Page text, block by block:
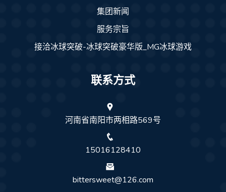
集团新闻
服务宗旨
接洽冰球突破-冰球突破豪华版_MG冰球游戏
联系方式
河南省南阳市两相路569号
15016128410
bittersweet@126.com